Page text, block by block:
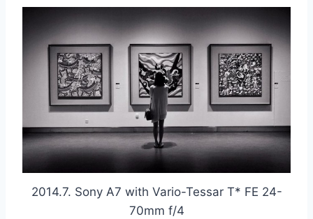
2014.7. Sony A7 with Vario-Tessar T* FE 24-
70mm f/4